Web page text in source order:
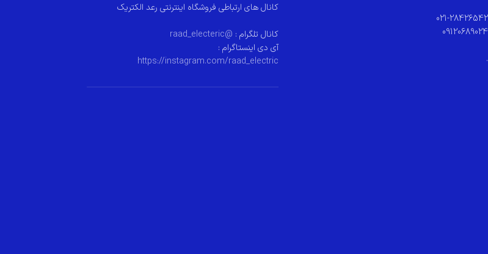
021-28426542
09120689024
.
کانال های ارتباطی فروشگاه اینترنتی رعد الکتریک
کانال تلگرام : @raad_electeric
آی دی اینستاگرام :
https://instagram.com/raad_electric